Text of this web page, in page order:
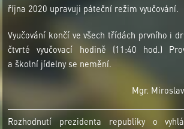
října 2020 upravuji páteční režim vyučování.
Vyučování končí ve všech třídách prvního i
čtvrté vyučovací hodině (11:40 hod.)
a školní jídelny se nemění.
Mgr.
Rozhodnutí prezidenta republiky o